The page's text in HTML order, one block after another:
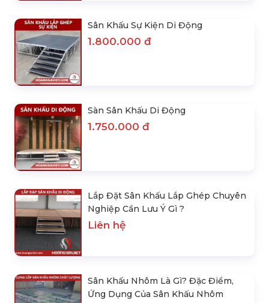
Sân Khấu Sự Kiện Di Động
1.800.000 đ
Sàn Sân Khấu Di Động
1.750.000 đ
Lắp Đặt Sân Khấu Lắp Ghép Chuyên
Nghiệp Cần Lưu Ý Gì ?
Liên hệ
Sân Khấu Nhôm Là Gì? Đặc Điểm,
Ứng Dụng Của Sân Khấu Nhôm